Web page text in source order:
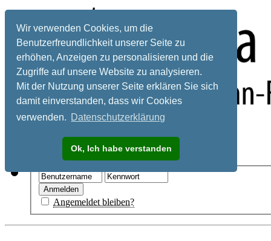
Wir verwenden Cookies, um die
Benutzerfreundlichkeit unserer Seite zu
erhöhen, Anzeigen zu personalisieren und die
Zugriffe auf unsere Website zu analysieren.
Mit der Nutzung unserer Seite erklären Sie sich
damit einverstanden, dass wir Cookies
verwenden. Datenschutzerklärung
Ok, Ich habe verstanden
Registrieren
Angemeldet bleiben?